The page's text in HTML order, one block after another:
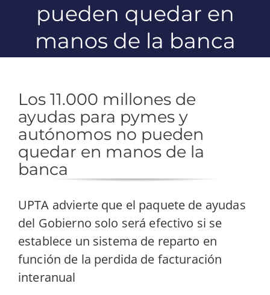
pueden quedar en
manos de la banca
Los 11.000 millones de
ayudas para pymes y
autónomos no pueden
quedar en manos de la
banca
UPTA advierte que el paquete de ayudas
del Gobierno solo será efectivo si se
establece un sistema de reparto en
función de la perdida de facturación
interanual